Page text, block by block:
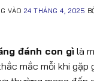
VÀO24 THÁNG 4, 2025
đánh con gì là
mắc mỗi khi gặp